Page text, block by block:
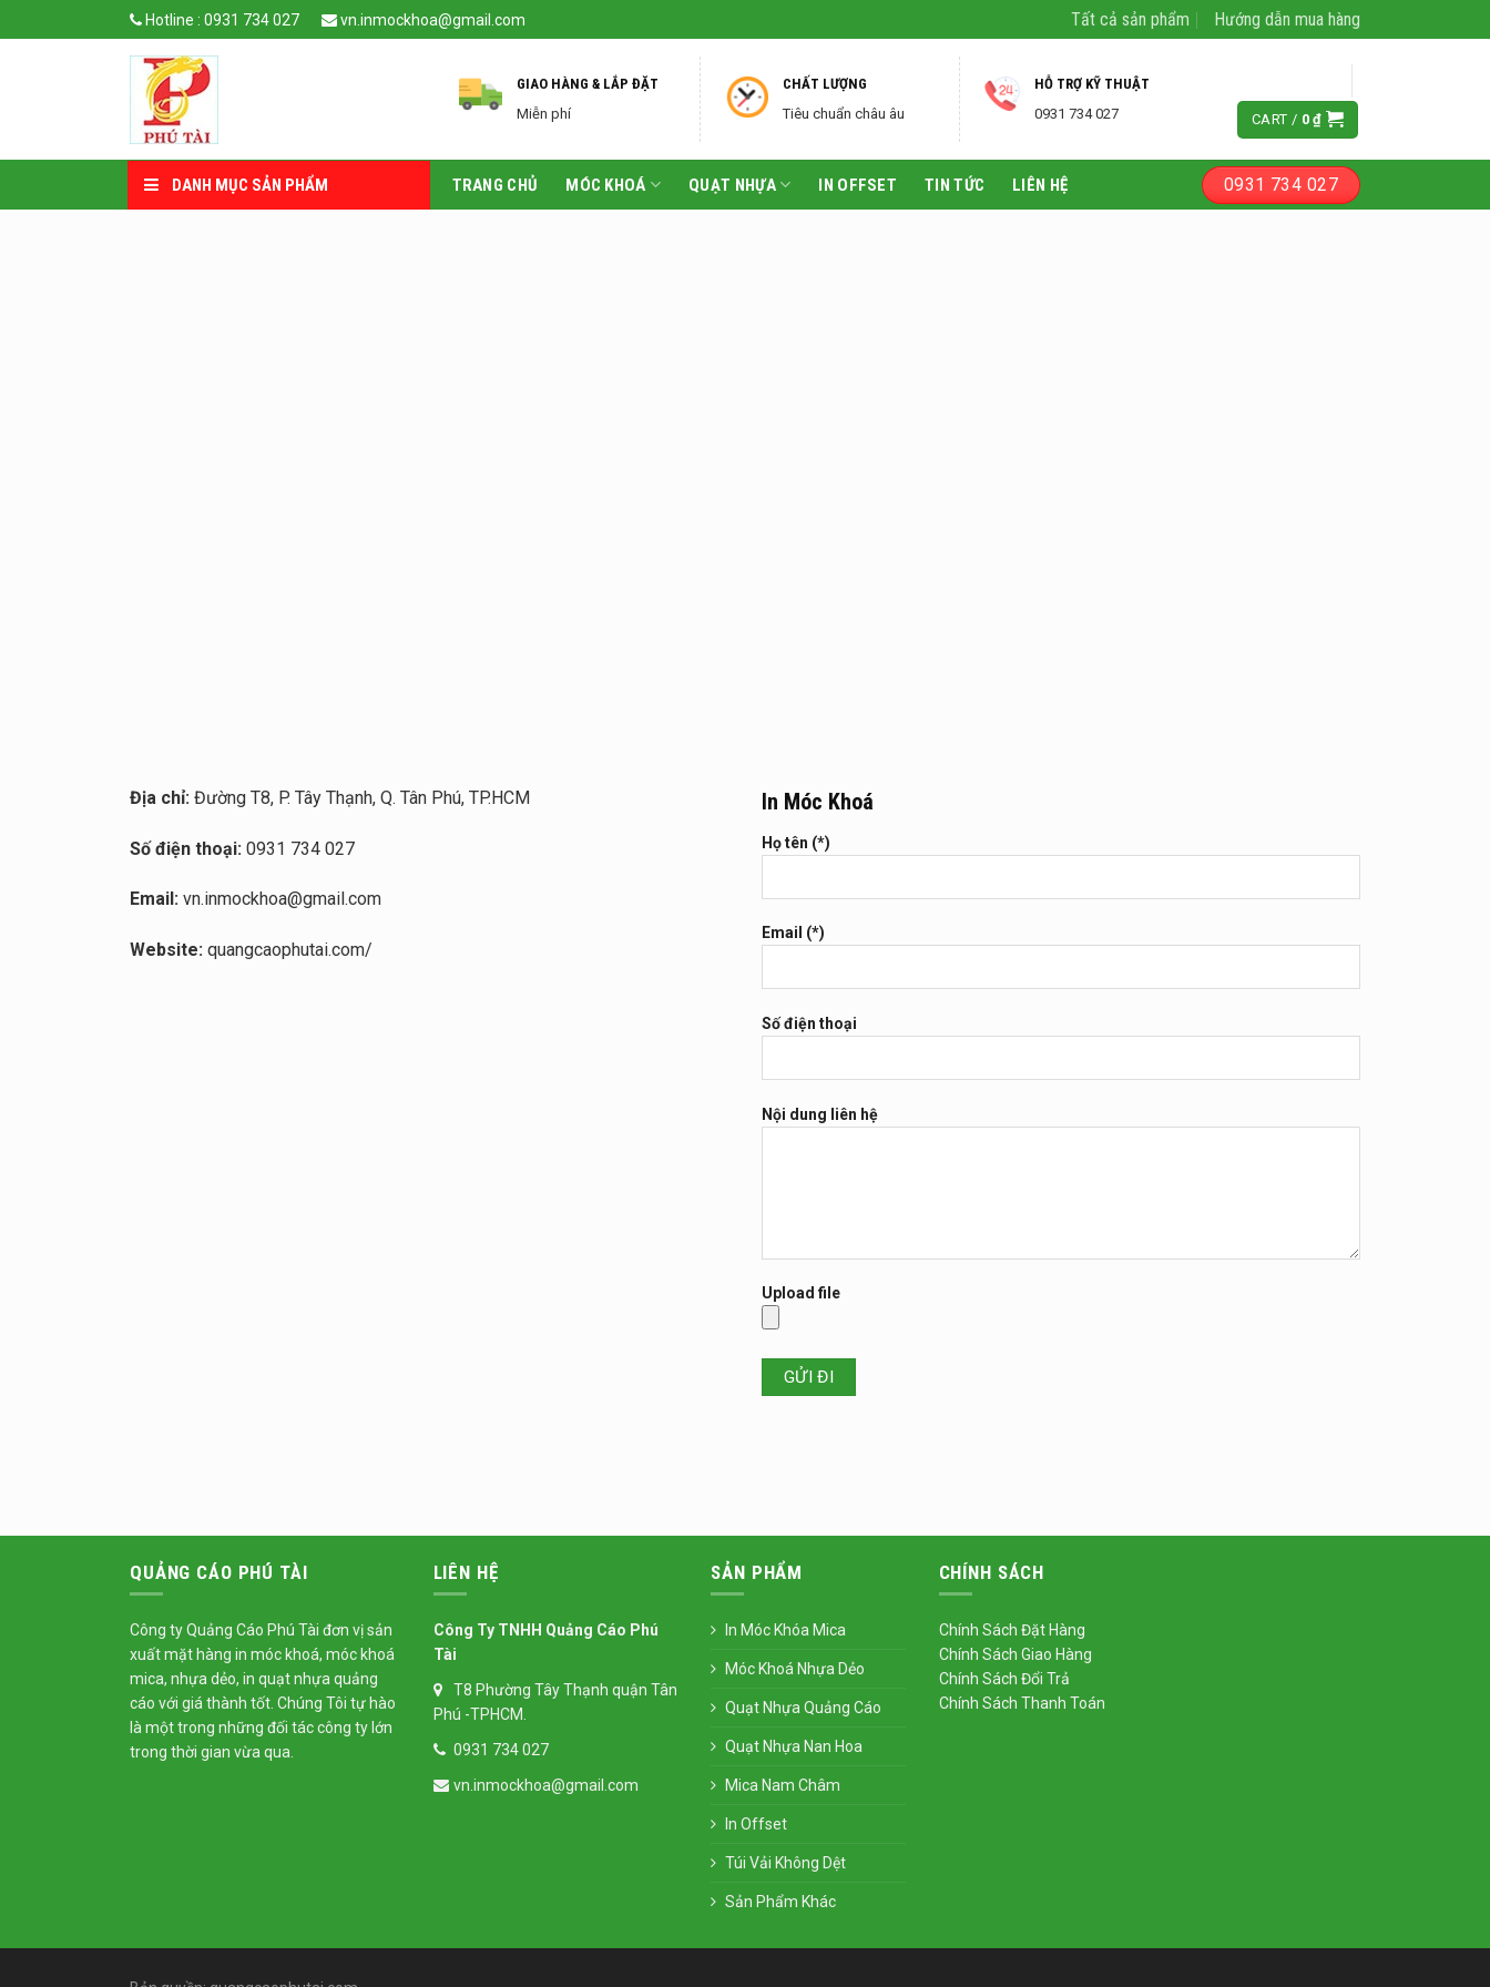
to
Hotline : 0931 734 027 vn.inmockhoa@gmail.com Tất cả sản phẩm Hướng dẫn mua hàng
GIAO HÀNG & LẮP ĐẶT
Miễn phí
CHẤT LƯỢNG
Tiêu chuẩn châu âu
HỖ TRỢ KỸ THUẬT
0931 734 027
CART / 0₫
DANH MỤC SẢN PHẨM TRANG CHỦ MÓC KHOÁ QUẠT NHỰA IN OFFSET TIN TỨC LIÊN HỆ 0931 734 027
Địa chỉ: Đường T8, P. Tây Thạnh, Q. Tân Phú, TP.HCM
Số điện thoại: 0931 734 027
Email: vn.inmockhoa@gmail.com
Website: quangcaophutai.com/
In Móc Khoá
Họ tên (*)
Email (*)
Số điện thoại
Nội dung liên hệ
Upload file
QUẢNG CÁO PHÚ TÀI
Công ty Quảng Cáo Phú Tài đơn vị sản
xuất mặt hàng in móc khoá, móc khoá
mica, nhựa dẻo, in quạt nhựaquảng
cáo với giá thành tốt. Chúng Tôi tự hào
là một trong những đối tác công ty lớn
trong thời gian vừa qua.
LIÊN HỆ
Công Ty TNHH Quảng Cáo Phú
Tài
T8 Phường Tây Thạnh quận Tân
Phú -TPHCM.
0931 734 027
vn.inmockhoa@gmail.com
SẢN PHẨM
In Móc Khóa Mica
Móc Khoá Nhựa Dẻo
Quạt Nhựa Quảng Cáo
Quạt Nhựa Nan Hoa
Mica Nam Châm
In Offset
Túi Vải Không Dệt
Sản Phẩm Khác
CHÍNH SÁCH
Chính Sách Đặt Hàng
Chính Sách Giao Hàng
Chính Sách Đổi Trả
Chính Sách Thanh Toán